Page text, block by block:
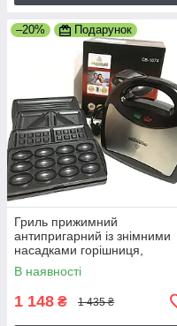
–20% Подарунок
Гриль прижимний
антипригарний із знімними
насадками горішниця,
вафельниця, бутербродниця
Crownberg CB-1074 4 в 1
В наявності
1 148 ₴ 1 435 ₴